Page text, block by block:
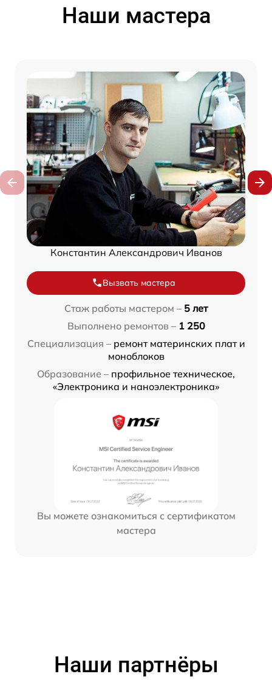
Наши мастера
Константин Александрович Иванов
Вызвать мастера
Стаж работы мастером – 5 лет
Выполнено ремонтов – 1 250
Специализация – ремонт материнских плат и
моноблоков
Образование – профильное техническое,
«Электроника и наноэлектроника»
Вы можете ознакомиться с сертификатом
мастера
Наши партнёры